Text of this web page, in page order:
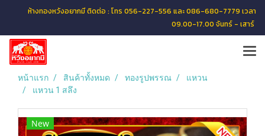
ห้างทองหวังอยากมี ติดต่อ : โทร 056-227-556 และ 086-680-7779 เวลา
09.00-17.00 จันทร์ - เสาร์
หน้าแรก สินค้าทั้งหมด ทองรูปพรรณ
แหวน
แหวน 1 สลึง
New